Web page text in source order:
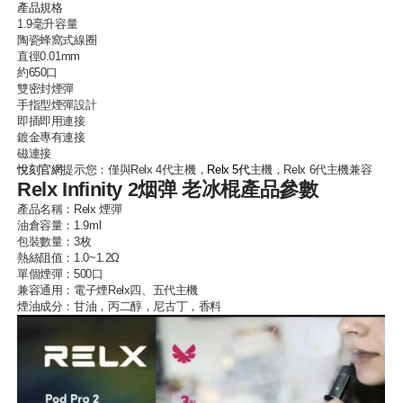
產品規格
1.9毫升容量
陶瓷蜂窩式線圈
直徑0.01mm
約650口
雙密封煙彈
手指型煙彈設計
即插即用連接
鍍金專有連接
磁連接
悅刻官網提示您：僅與Relx 4代主機， Relx 5代主機，Relx 6代主機兼容
Relx Infinity 2烟弹 老冰棍產品參數
產品名稱： Relx 煙彈
油倉容量：1.9ml
包裝數量：3枚
熱絲阻值：1.0~1.2Ω
單個煙彈：500口
兼容通用： 電子煙Relx四、五代主機
煙油成分：甘油，丙二醇，尼古丁，香料